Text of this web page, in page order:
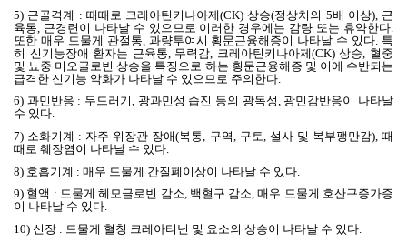
5) 근골격계 : 때때로 크레아틴키나아제(CK)상승(정상치의 5배 이상), 근
육통 근경련이 나타날 수 있으므로 이러한 경우에는 감량 또는 휴약한다
또한 매우 드물게 관절통 과량투여시 횡문근융해증이 나타날 수 있다 특
히 신기능장애 환자는 근육통 무력감 크레아틴키나아제(CK)상승
혈중
및 뇨중 미오글로빈 상승을 특징으로 하는 횡문근융해증 및 이에 수반되는
급격한 신기능 악화가 나타날 수 있으므로 주의한다
6) 과민반응 : 두드러기, 광과민성 습진 등의 광독성, 광민감반응이 나타날
수 있다.
7) 소화기계 :자주 위장관 장애(복통 구역 구토 설사 및 복부팽만감),때
때로 췌장염이 나타날 수 있다
8) 호흡기계 : 매우 드물게 간질폐이상이 나타날 수 있다
9) 혈액 : 드물게 헤모글로빈 감소, 백혈구 감소,매우 드물게 호산구증가증
이 나타날 수 있다.
10) 신장 : 드물게 혈청 크레아티닌 및 요소의 상승이 나타날 수 있다